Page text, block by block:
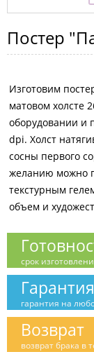
Постер
Изготовим
матовом холсте
оборудовании и
dpi. Холст
сосны первого
желанию можно
текстурным
объем и
срок
Гарантия
гарантия на
Возврат
возврат брака в